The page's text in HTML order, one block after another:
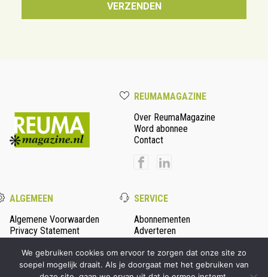
REUMAMAGAZINE
Over ReumaMagazine
Word abonnee
Contact
ALGEMEEN
Algemene Voorwaarden
Privacy Statement
SERVICE
Abonnementen
Adverteren
We gebruiken cookies om ervoor te zorgen dat onze site zo
soepel mogelijk draait. Als je doorgaat met het gebruiken van